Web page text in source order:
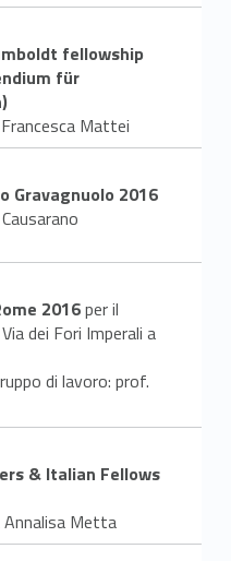
fellowship
für
Mattei
Gravagnuolo 2016
2016per il
dei Fori Imperali a
di lavoro: prof.
& Italian Fellows
Metta